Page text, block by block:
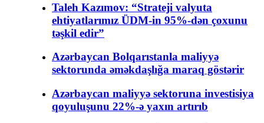
Taleh Kazımov: “Strateji valyuta
ehtiyatlarımız ÜDM-in 95%-dən çoxunu
təşkil edir”
Azərbaycan Bolqarıstanla maliyyə
sektorunda əməkdaşlığa maraq göstərir
Azərbaycan maliyyə sektoruna investisiya
qoyuluşunu 22%-ə yaxın artırıb